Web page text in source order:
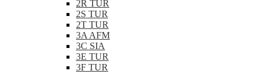
2R TUR
2S TUR
2T TUR
3A AFM
3C SIA
3E TUR
3F TUR